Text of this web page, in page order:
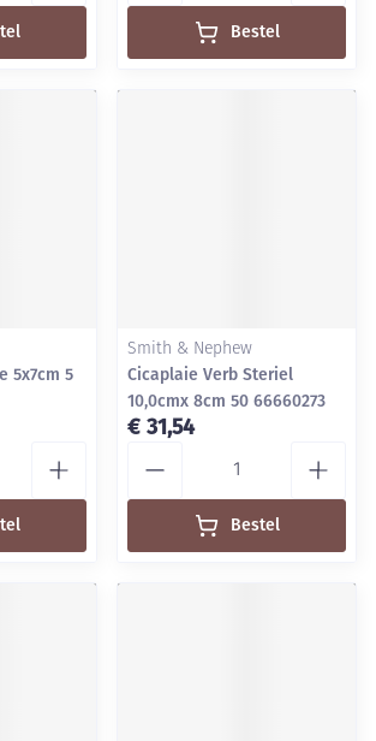
Bestel
5x7cm 5
Smith & Nephew
Cicaplaie Verb Steriel
10,0cmx 8cm 50 66660273
€ 31,54
Bestel